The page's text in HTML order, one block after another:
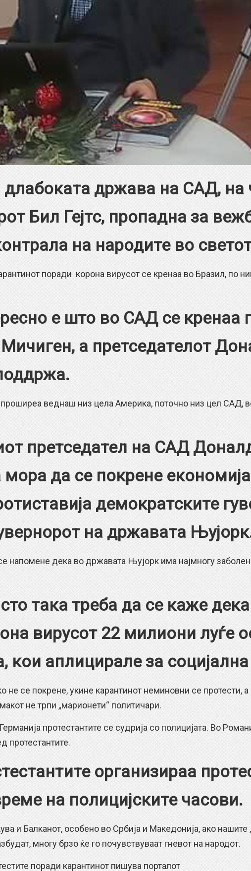
длабоката држава на САД, на
Бил Гејтс, пропадна за
на народите во
поради корона вирусот се кренаа во Бразил, по
е што во САД се кренаа
а претседателот
веднаш низ цела Америка, поточно низ цел САД, во
претседател на САД
да се покрене
демократските
на државата
дека во државата Њујорк има најмногу
така треба да се каже
вирусот 22 милиони луѓе
кои аплицирале за
се покрене, укине карантинот неминовни се протести, а
не трпи „марионети“ политичари.
протестантите се судрија со полицијата. Во
протестантите.
организираа
на полицијските часови.
и Балканот, особено во Србија и Македонија, ако нашите
многу брзо ќе го почувствуваат гневот на народот.
поради карантинот пишува порталот